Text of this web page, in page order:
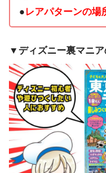
●レアパターンの場
▼ディズニー裏マニ